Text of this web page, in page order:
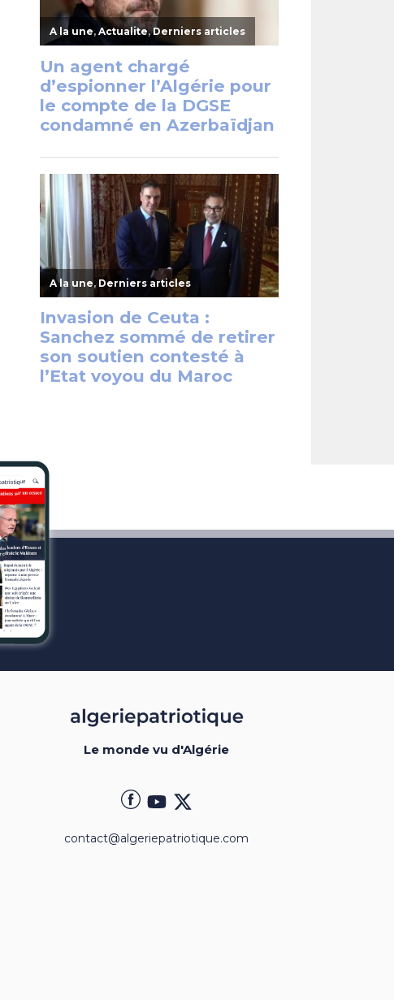
Le monde vu d'Algérie
contact@algeriepatriotique.com